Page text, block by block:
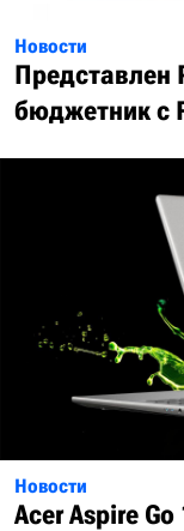
Новости
Представлен
бюджетник с
Новости
Acer Aspire Go